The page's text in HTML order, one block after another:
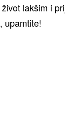
lakšim i
upamtite!